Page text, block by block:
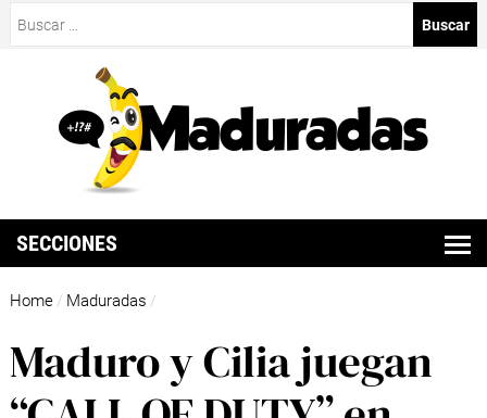
SECCIONES
Home / Maduradas /
Maduro y Cilia juegan